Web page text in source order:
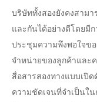
บริษัททั้งสองยังคงสาม
และกันได้อย่างดีโดยมี
ประชุมความพึงพอใจข
จำหน่ายของลูกค้าและ
สื่อสารสองทางแบบเปิ
ความชัดเจนที่จำเป็นใ